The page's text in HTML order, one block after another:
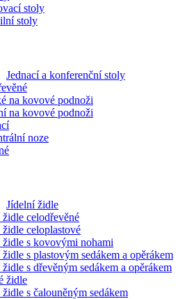
stoly
stoly
Jednací a konferenční stoly
na kovové podnoži
na kovové podnoži
noze
Jídelní židle
celodřevěné
celoplastové
židle s kovovými nohami
s plastovým sedákem a opěrákem
s dřevěným sedákem a opěrákem
židle
s čalouněným sedákem